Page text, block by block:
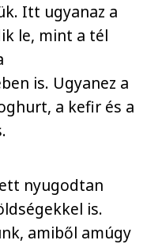
Itt ugyanaz a
le, mint a tél
is. Ugyanez a
a kefir és a
nyugodtan
is.
amiből amúgy